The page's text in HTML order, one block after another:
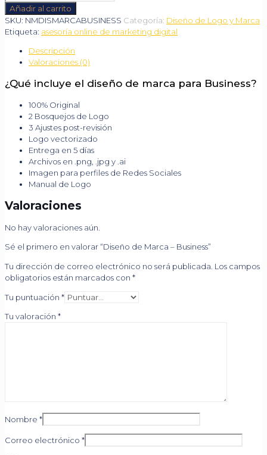
de
Marca
-
Business
cantidad
Añadir al carrito
SKU: NMDISMARCABUSINESS Categoría: Diseño de Logo y Marca
Etiqueta: asesoría online de marketing digital
Descripción
Valoraciones (0)
¿Qué incluye el diseño de marca para Business?
100% Original
2 Bosquejos de Logo
3 Ajustes post-revisión
Logo vectorizado
Entrega en 5 días
Archivos en .png, .jpg y .ai
Imagen para perfiles de Redes Sociales
Manual de Logo
Valoraciones
No hay valoraciones aún.
Sé el primero en valorar “Diseño de Marca – Business”
Tu dirección de correo electrónico no será publicada. Los campos
obligatorios están marcados con *
Tu puntuación *
Tu valoración *
Nombre *
Correo electrónico *